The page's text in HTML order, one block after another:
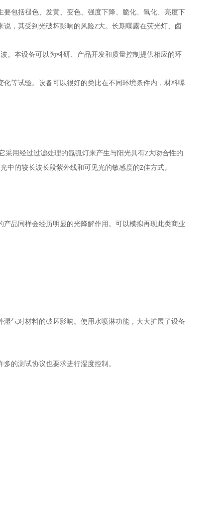
包括褪色、发黄、变色、强度下降、脆化、氧化、亮度下
说，其受到光破坏影响的风险Z大。长期曝露在荧光灯、卤
。本设备可以为科研、产品开发和质量控制提供相应的环
等试验。设备可以很好的类比在不同环境条件内，材料曝
采用经过过滤处理的氙弧灯来产生与阳光具有Z大吻合性的
中的较长波长段紫外线和可见光的敏感度的Z佳方式。
品同样会经历明显的光降解作用。可以模拟再现此类商业
气对材料的破坏影响。使用水喷淋功能，大大扩展了设备
的测试协议也要求进行湿度控制。